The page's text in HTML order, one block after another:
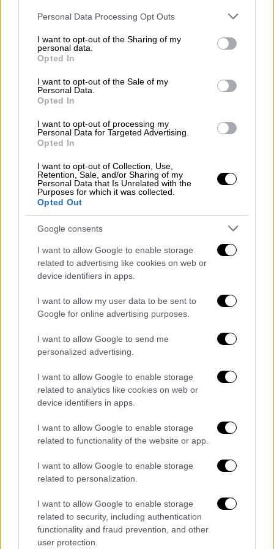
Please note that this website/app uses one or more Google
not limited to your visit or usage behaviour. You may click to
grant or deny consent to Google and its third-party tags to
use your data for below specified purposes in below Google
consent section.
Personal Data Processing Opt Outs
I want to opt-out of the Sharing of my
personal data.
Opted In
I want to opt-out of the Sale of my
Personal Data.
Opted In
I want to opt-out of processing my
Personal Data for Targeted Advertising.
Opted In
I want to opt-out of Collection, Use,
Retention, Sale, and/or Sharing of my
Personal Data that Is Unrelated with the
Purposes for which it was collected.
Opted Out
Google consents
I want to allow Google to enable storage
related to advertising like cookies on web or
device identifiers in apps.
I want to allow my user data to be sent to
Google for online advertising purposes.
I want to allow Google to send me
personalized advertising.
I want to allow Google to enable storage
related to analytics like cookies on web or
device identifiers in apps.
I want to allow Google to enable storage
related to functionality of the website or app.
I want to allow Google to enable storage
related to personalization.
I want to allow Google to enable storage
related to security, including authentication
functionality and fraud prevention, and other
user protection.
σφυροκόπημα στη Γάζα
Κόσμος|21.09.2024 21:27
Γαλλία: Αυτή είναι η νέα κυβέρνηση
υπό τον Μισέλ Μπαρνιέ – Ποιοι
αναλαμβάνουν κομβικά υπουργεία
165 Παλαιστίνιοι δημοσιογράφοι
νεκροί στη Γάζα
Το κλείσιμο ως τώρα δεν αφορούσε τη
δουλειά του δικτύου του Κατάρ ούτε στη
Δυτική Όχθη, ούτε στη Λωρίδα της Γάζας,
όπου παραμένουν παρόντες δημοσιογράφοι
του και καλύπτουν τον πόλεμο ανάμεσα στο
κίνημα Χαμάς.Οι ισραηλινές ένοπλες
δυνάμεις
έχουν κατηγορήσει επανειλημμένα
δημοσιογράφους του δικτύου
του Κατάρ στη
Λωρίδα της Γάζας πως είναι «τρομοκράτες»,
μέλη είτε της Χαμάς είτε του
Παλαιστινιακού Ισλαμικού Τζιχάντ.
مكتب قناة #الجزيرةبرام الله وتغلقه
بموجب أمر عسكري #حرب_غزة #الأخبار
pic.twitter.com/EyAx3GTrt2
September 22, 2024
Το Al Jazeera απορρίπτει κατηγορηματικά